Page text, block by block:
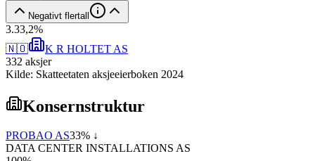
Negativt flertall
3.33,2%
🇳🇴
K R HOLTET AS
332 aksjer
Kilde: Skatteetaten aksjeeierboken 2024
Konsernstruktur
PROBAO AS33% ↓
DATA CENTER INSTALLATIONS AS